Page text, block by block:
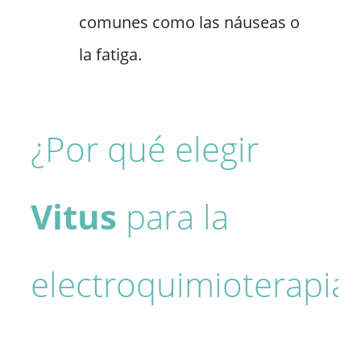
comunes como las náuseas o
la fatiga.
¿Por qué elegir
Vitus para la